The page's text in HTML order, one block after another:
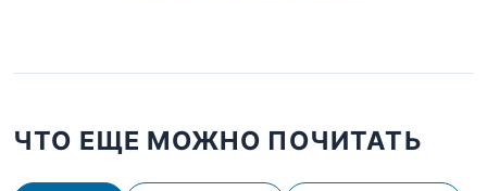
ЧТО ЕЩЕ МОЖНО ПОЧИТАТЬ